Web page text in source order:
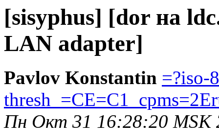
[sisyphus] [dor на
LAN adapter]
Pavlov Konstantin =?iso-
Пн Окт 31 16:28:20 MSK